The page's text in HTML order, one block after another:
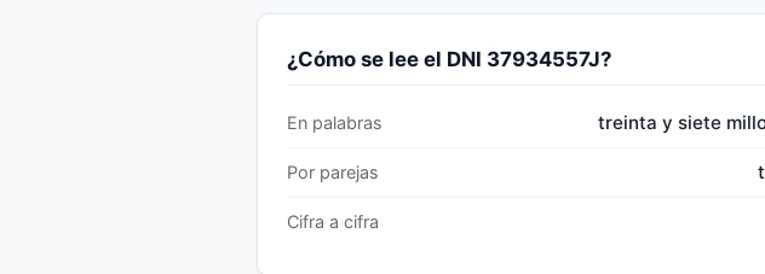
¿Cómo se lee el DNI 37934557J?
En palabras treinta y siete
Por parejas
Cifra a cifra